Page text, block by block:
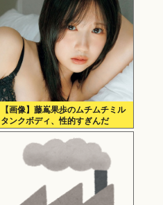
【画像】藤嶌果歩のムチムチミル
タンクボディ、性的すぎんだ
ろ・・・